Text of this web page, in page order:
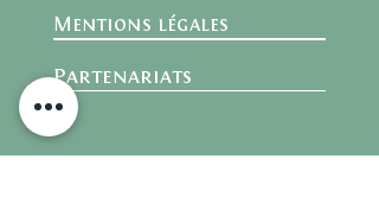
Mentions légales
Partenariats